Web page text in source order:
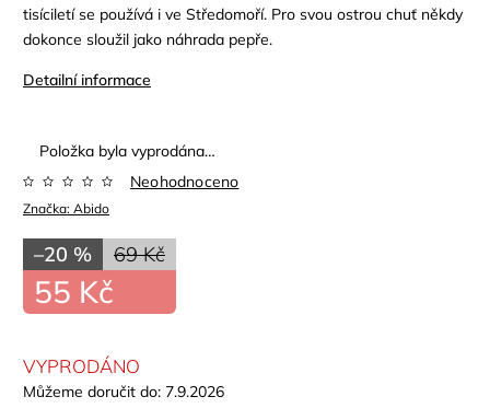
tisíciletí se používá i ve Středomoří. Pro svou ostrou chuť někdy
dokonce sloužil jako náhrada pepře.
Detailní informace
Položka byla vyprodána…
Značka: Abido
Neohodnoceno
69 Kč
–20 %
55 Kč
VYPRODÁNO
Můžeme doručit do: 7.9.2026